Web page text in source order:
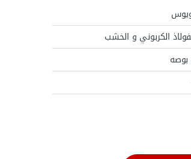
الكربوني و الخشب